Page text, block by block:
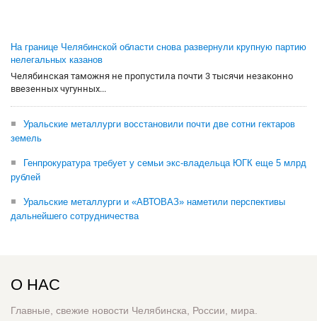
На границе Челябинской области снова развернули крупную партию
нелегальных казанов
Челябинская таможня не пропустила почти 3 тысячи незаконно
ввезенных чугунных...
Уральские металлурги восстановили почти две сотни гектаров
земель
Генпрокуратура требует у семьи экс-владельца ЮГК еще 5 млрд
рублей
Уральские металлурги и «АВТОВАЗ» наметили перспективы
дальнейшего сотрудничества
О НАС
Главные, свежие новости Челябинска, России, мира.